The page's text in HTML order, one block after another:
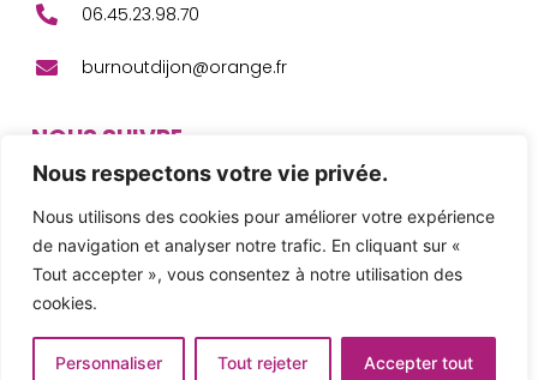
Nous respectons votre vie privée.
Nous utilisons des cookies pour améliorer votre expérience
de navigation et analyser notre trafic. En cliquant sur «
Tout accepter », vous consentez à notre utilisation des
cookies.
Personnaliser Tout rejeter Accepter tout
06.45.23.98.70
burnoutdijon@orange.fr
NOUS SUIVRE
F
c
b
o
o
k
L
n
k
e
d
i
Y
u
u
b
e
© Copyright Burn Out Dijon 2024
Mentions légales